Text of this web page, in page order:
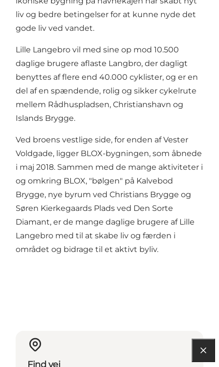
liv og bedre betingelser for at kunne nyde det
gode liv ved vandet.
Lille Langebro vil med sine op mod 10.500
daglige brugere aflaste Langbro, der dagligt
benyttes af flere end 40.000 cyklister, og er en
del af en spændende, rolig og sikker cykelrute
mellem Rådhuspladsen, Christianshavn og
Islands Brygge.
Ved broens vestlige side, for enden af Vester
Voldgade, ligger BLOX-bygningen, som åbnede
i maj 2018. Sammen med de mange aktiviteter i
og omkring BLOX, "bølgen" på Kalvebod
Brygge, nye byrum ved Christians Brygge og
Søren Kierkegaards Plads ved Den Sorte
Diamant, er de mange daglige brugere af Lille
Langebro med til at skabe liv og færden i
området og bidrage til et aktivt byliv.
Find vej